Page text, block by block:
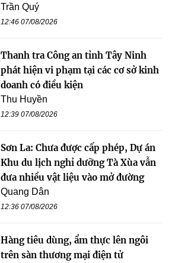
Trần Quý
12:46 07/08/2026
Thanh tra Công an tỉnh Tây Ninh
phát hiện vi phạm tại các cơ sở kinh
doanh có điều kiện
Thu Huyền
12:39 07/08/2026
Sơn La: Chưa được cấp phép, Dự án
Khu du lịch nghỉ dưỡng Tà Xùa vẫn
đưa nhiều vật liệu vào mở đường
Quang Dân
12:36 07/08/2026
Hàng tiêu dùng, ẩm thực lên ngôi
trên sàn thương mại điện tử